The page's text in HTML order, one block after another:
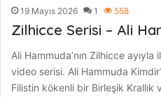
19 Mayıs 2026 1 558
Zilhicce Serisi – Ali
Ali Hammuda’nın Zilhicce
video serisi. Ali Hammuda
Filistin kökenli bir Birleşik Krallık